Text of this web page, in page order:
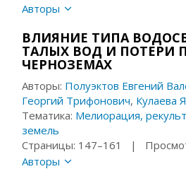
Авторы
ВЛИЯНИЕ ТИПА
ТАЛЫХ ВОД И ПОТЕРИ
ЧЕРНОЗЕМАХ
Авторы: Полуэктов Евгений
Георгий Трифонович, Кулаева
Тематика: Мелиорация,
земель
Страницы: 147–161 |
Авторы